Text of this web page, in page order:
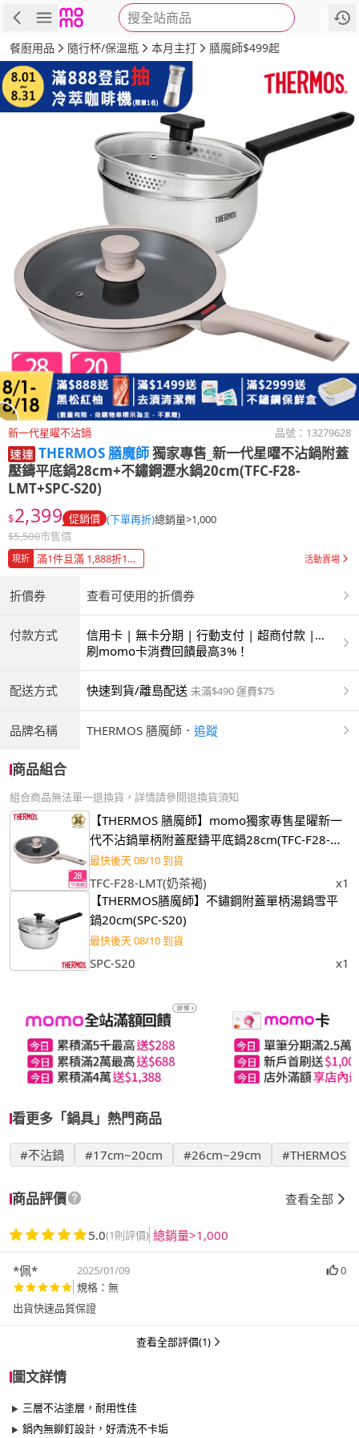
搜全站商品
商品 評價 詳情
餐廚用品 隨行杯/保溫瓶 本月主打 膳魔師$499起
新一代星曜不沾鍋 品號： 13279628
THERMOS 膳魔師獨家專售_新一代星曜不沾鍋附蓋
壓鑄平底鍋28cm+不鏽鋼瀝水鍋20cm(TFC-F28-
LMT+SPC-S20)
$2,399 促銷價 (下單再折)總銷量>1,000
$5,500市售價
現折 滿1件且滿 1,888折180元 活動賣場
折價券 查看可使用的折價券
付款方式
信用卡 | 無卡分期 | 行動支付 | 超商付款 |
ATM | 銀聯卡
刷momo卡消費回饋最高3%！
配送方式 快速到貨/離島配送 未滿$490 運費$75
品牌名稱 THERMOS 膳魔師 ． 追蹤
商品組合
組合商品無法單一退換貨，詳情請參閱退換貨須知
【THERMOS 膳魔師】momo獨家專售星曜新一
代不沾鍋單柄附蓋壓鑄平底鍋28cm(TFC-F28-
LMT)
最快後天 08/10 到貨
TFC-F28-LMT(奶茶褐)
x1
【THERMOS膳魔師】不鏽鋼附蓋單柄湯鍋雪平
鍋20cm(SPC-S20)
最快後天 08/10 到貨
SPC-S20 x1
看更多「鍋具」熱門商品
#不沾鍋 #17cm~20cm #26cm~29cm #THERMOS
商品評價 查看全部
5.0(1則評價) 總銷量>1,000
*佩* 2025/01/09
0
規格：無
出貨快速品質保證
查看全部評價(1)
圖文詳情
三層不沾塗層，耐用性佳
鍋內無鉚釘設計，好清洗不卡垢